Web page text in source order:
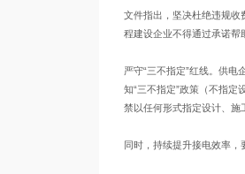
文件指出，坚决杜绝违规收
程建设企业不得通过承诺帮
严守“三不指定”红线。供
知“三不指定”政策（不指
禁以任何形式指定设计、施
同时，持续提升接电效率，